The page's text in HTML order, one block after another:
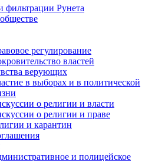
фильтрации Рунета
регулирование
властей
верующих
в выборах и в политической
о религии и власти
о религии и праве
и карантин
и полицейское